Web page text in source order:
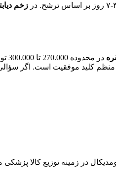
زخم
در محدوده 270.000 تا 300.000 تومان، دسترسی به آن آسان‌تر از همیشه شده. برای
منظم کلید موفقیت است. اگر
در زمینه توزیع کالا پزشکی